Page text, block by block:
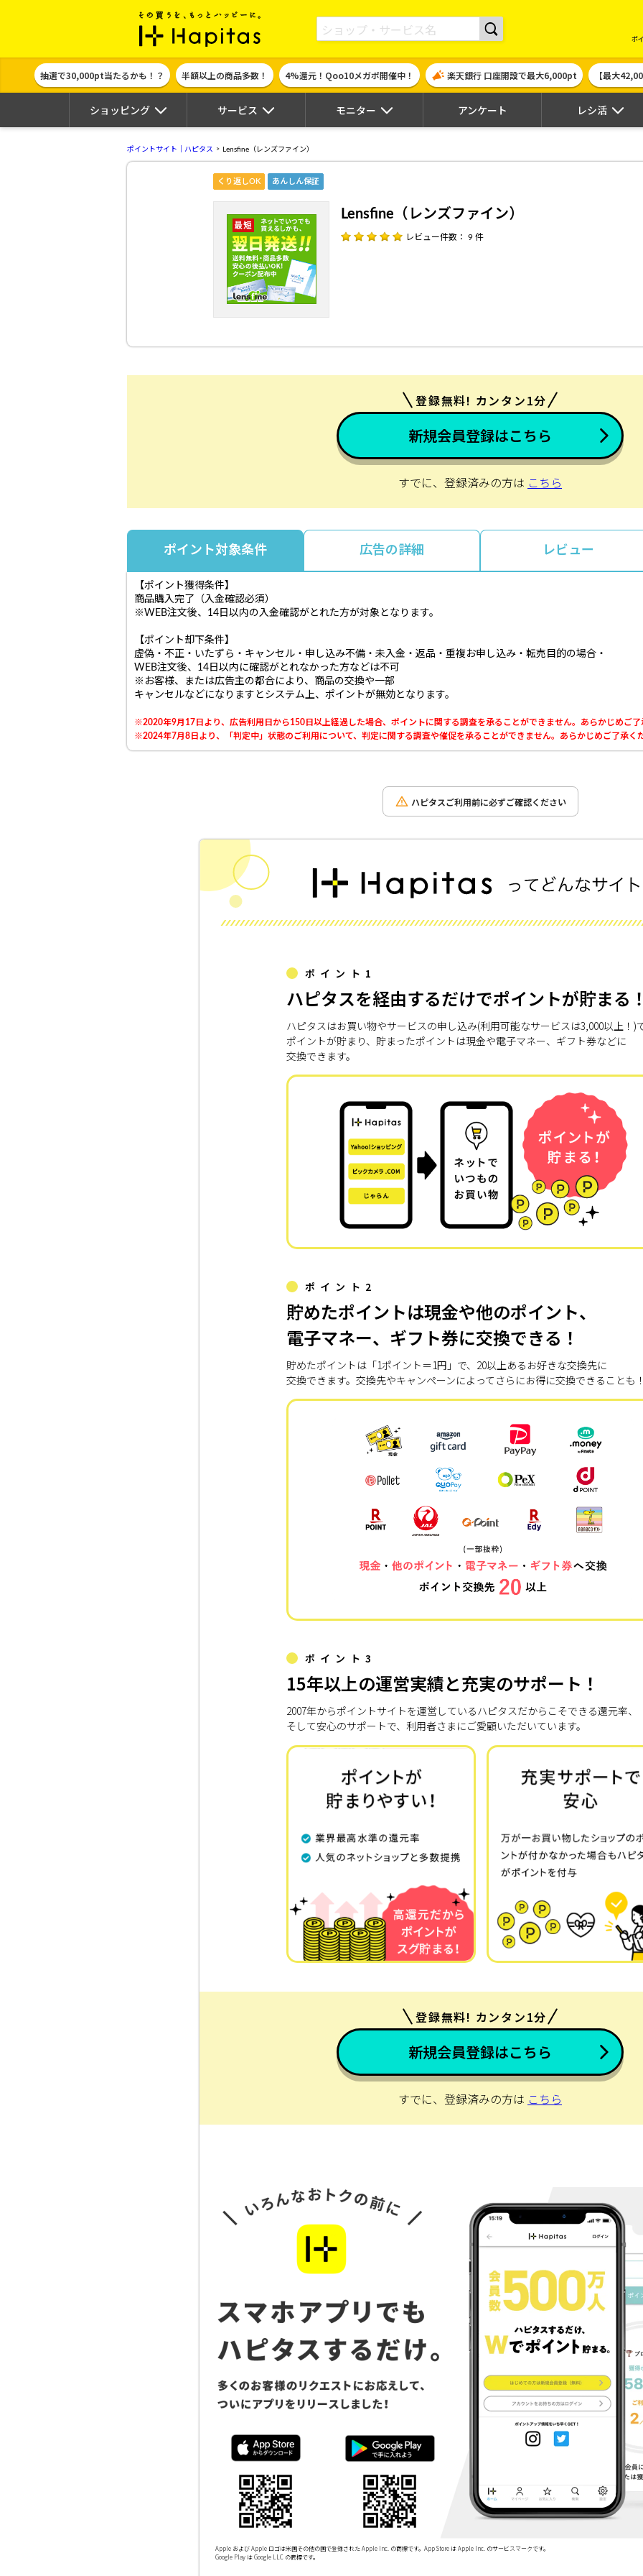
ポイント貯めて現金やギフト券に交換できるポイントサイト | ハピタス
ポ
抽選で30,000pt当たるかも！？ 半額以上の商品多数！ 4%還元！Qoo10メガポ開催中！ 楽天銀行 口座開設で最大6,000pt 【最大
ショッピング サービス モニター アンケート レシ活
ポイントサイト｜ハピタス Lensfine（レンズファイン）
くり返しOK あんしん保証
Lensfine（レンズファイン）
レビュー件数： 9 件
登録無料! カンタン1分
新規会員登録はこちら
すでに、登録済みの方は こちら
ポイント対象条件 広告の詳細 レビュー
【ポイント獲得条件】
商品購入完了（入金確認必須）
※WEB注文後、14日以内の入金確認がとれた方が対象となります。
【ポイント却下条件】
虚偽・不正・いたずら・キャンセル・申し込み不備・未入金・返品・重複お申し込み・転売目的の場合・
WEB注文後、14日以内に確認がとれなかった方などは不可
※お客様、または広告主の都合により、商品の交換や一部
キャンセルなどになりますとシステム上、ポイントが無効となります。
※2020年9月17日より、広告利用日から150日以上経過した場合、ポイントに関する調査を承ることができません。あらかじめご了
※2024年7月8日より、「判定中」状態のご利用について、判定に関する調査や催促を承ることができません。あらかじめご了承く
ハピタスご利用前に必ずご確認ください
ポイント1
ハピタスを経由するだけでポイントが貯まる
ハピタスはお買い物やサービスの申し込み(利用可能なサービスは3,000以上！)
ポイントが貯まり、貯まったポイントは現金や電子マネー、ギフト券などに
交換できます。
ポイント2
貯めたポイントは現金や他のポイント、
電子マネー、ギフト券に交換できる！
貯めたポイントは「1ポイント＝1円」で、20以上あるお好きな交換先に
交換できます。交換先やキャンペーンによってさらにお得に交換できることも
ポイント3
15年以上の運営実績と充実のサポート！
2007年からポイントサイトを運営しているハピタスだからこそできる還元率、
そして安心のサポートで、利用者さまにご愛顧いただいています。
登録無料! カンタン1分
新規会員登録はこちら
すでに、登録済みの方は こちら
Apple および Apple ロゴは米国その他の国で登録された Apple Inc. の商標です。App Store は Apple Inc. のサービスマークです。
Google Play は Google LLC の商標です。